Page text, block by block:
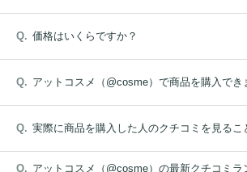
価格はいくらですか？
アットコスメ（@cosme）で商品を購入でき
実際に商品を購入した人のクチコミを見るこ
アットコスメ（@cosme）の最新クチコミラ